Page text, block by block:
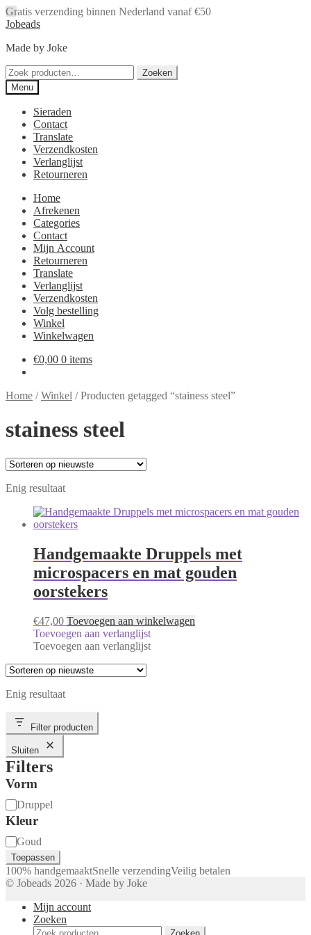
Gratis verzending binnen Nederland vanaf €50
Ga
naar
Ga
de
Jobeads
Made by Joke
Zoeken
naar:
Zoeken
Menu
Sieraden
Contact
Translate
Verzendkosten
Verlanglijst
Retourneren
Home
Afrekenen
Categories
Contact
Mijn Account
Retourneren
Translate
Verlanglijst
Verzendkosten
Volg bestelling
Winkel
Winkelwagen
€0,00 0 items
Home /Winkel /Producten getagged “stainess steel”
stainess steel
Enig resultaat
Handgemaakte Druppels met
microspacers en mat gouden
oorstekers
€47,00 Toevoegen aan winkelwagen
Toevoegen aan verlanglijst
Toevoegen aan verlanglijst
Enig resultaat
Filter producten
Sluiten
Filters
Vorm
VormDruppel
Kleur
KleurGoud
Toepassen
100% handgemaaktSnelle verzendingVeilig betalen
© Jobeads 2026 · Made by Joke
Mijn account
Zoeken
Zoeken